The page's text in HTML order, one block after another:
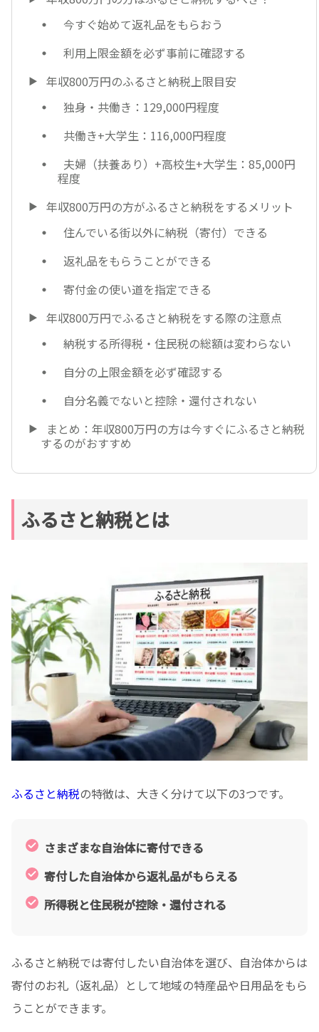
今すぐ始めて返礼品をもらおう
利用上限金額を必ず事前に確認する
年収800万円のふるさと納税上限目安
独身・共働き：129,000円程度
共働き+大学生：116,000円程度
夫婦（扶養あり）+高校生+大学生：85,000円
程度
年収800万円の方がふるさと納税をするメリット
住んでいる街以外に納税（寄付）できる
返礼品をもらうことができる
寄付金の使い道を指定できる
年収800万円でふるさと納税をする際の注意点
納税する所得税・住民税の総額は変わらない
自分の上限金額を必ず確認する
自分名義でないと控除・還付されない
まとめ：年収800万円の方は今すぐにふるさと納税
するのがおすすめ
ふるさと納税とは
ふるさと納税の特徴は、大きく分けて以下の3つです。
さまざまな自治体に寄付できる
寄付した自治体から返礼品がもらえる
所得税と住民税が控除・還付される
ふるさと納税では寄付したい自治体を選び、自治体からは
寄付のお礼（返礼品）として地域の特産品や日用品をもら
うことができます。